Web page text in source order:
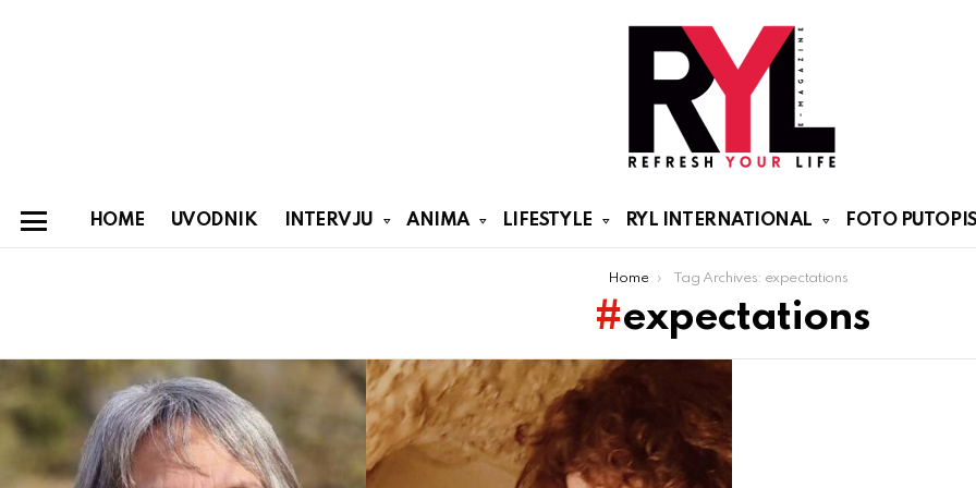
HOME UVODNIK INTERVJU ANIMA LIFESTYLE RYL INTERNATIONAL FOTO PUTOPISI
Home Tag Archives: expectations
expectations
Latest
stories